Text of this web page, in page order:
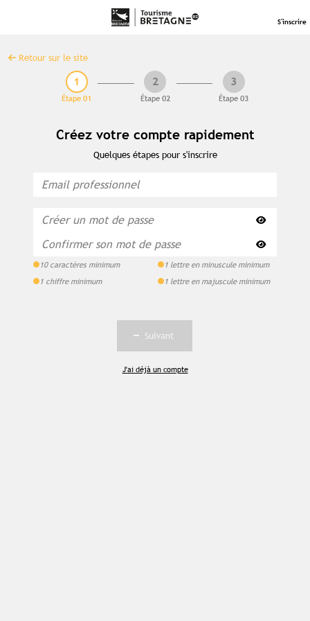
S'inscrire
Retour sur le site
1
Étape 01
2
Étape 02
3
Étape 03
Créez votre compte rapidement
Quelques étapes pour s'inscrire
Saisir
mot
passe
Confirmer
mot
10 caractères minimum
1 lettre en minuscule minimum
1 chiffre minimum
1 lettre en majuscule minimum
Suivant
J'ai déjà un compte
Contenu réservé aux abonné(e)s
premium
Souscrivez à l'abonnement et accédez à
Souscrire à l'abonnement premium